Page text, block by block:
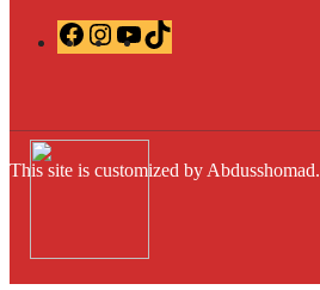
F
a
o
k
I
n
g
a
Y
o
b
e
i
k
This site is customized by Abdusshomad.